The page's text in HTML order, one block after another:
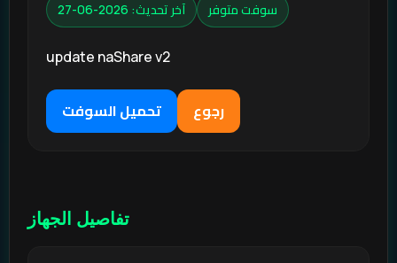
آخر تحديث: 2026-06-27 سوفت متوفر
update naShare v2
تحميل السوفت رجوع
تفاصيل الجهاز